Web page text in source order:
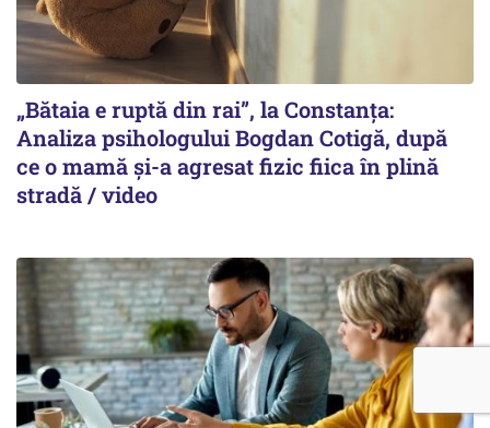
„Bătaia e ruptă din rai”, la Constanța:
Analiza psihologului Bogdan Cotigă, după
ce o mamă și-a agresat fizic fiica în plină
stradă / video